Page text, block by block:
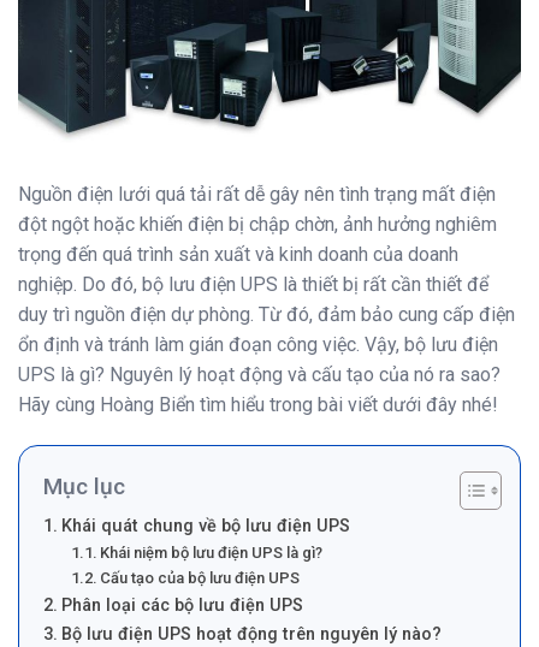
Nguồn điện lưới quá tải rất dễ gây nên tình trạng mất điện
đột ngột hoặc khiến điện bị chập chờn, ảnh hưởng nghiêm
trọng đến quá trình sản xuất và kinh doanh của doanh
nghiệp. Do đó, bộ lưu điện UPS là thiết bị rất cần thiết để
duy trì nguồn điện dự phòng. Từ đó, đảm bảo cung cấp điện
ổn định và tránh làm gián đoạn công việc. Vậy, bộ lưu điện
UPS là gì? Nguyên lý hoạt động và cấu tạo của nó ra sao?
Hãy cùng Hoàng Biển tìm hiểu trong bài viết dưới đây nhé!
Mục lục
Khái quát chung về bộ lưu điện UPS
Khái niệm bộ lưu điện UPS là gì?
Cấu tạo của bộ lưu điện UPS
Phân loại các bộ lưu điện UPS
Bộ lưu điện UPS hoạt động trên nguyên lý nào?